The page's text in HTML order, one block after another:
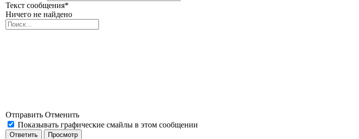
Текст сообщения*
Ничего не найдено
Отправить Отменить
Показывать графические смайлы в этом сообщении